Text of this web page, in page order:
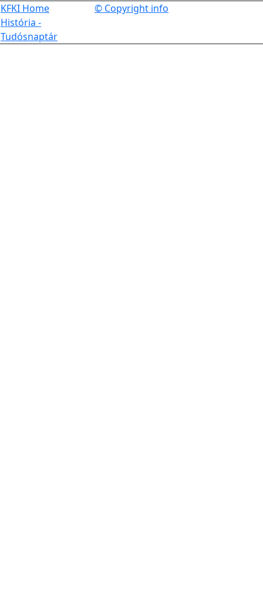
KFKI Home
História -
Tudósnaptár
© Copyright info